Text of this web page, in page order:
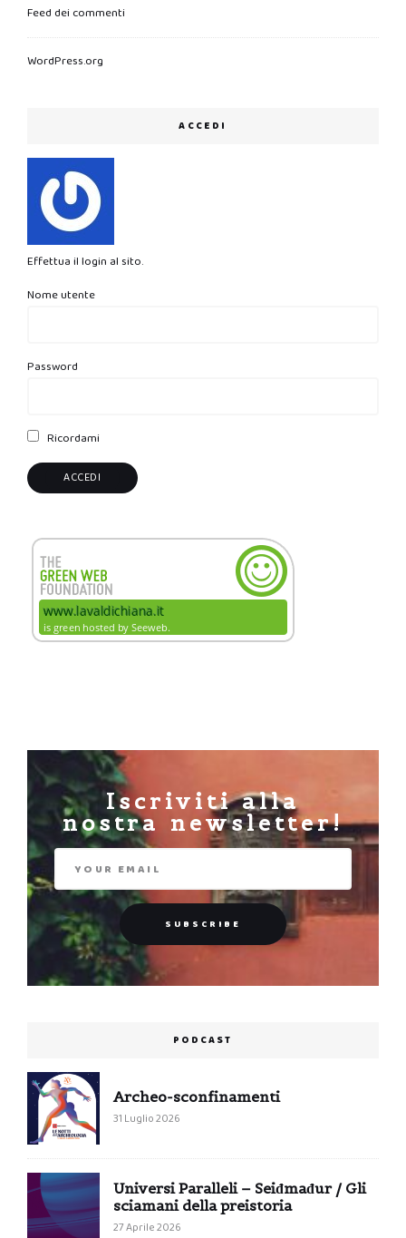
Feed dei commenti
WordPress.org
ACCEDI
Effettua il login al sito.
Nome utente
Password
Ricordami
Iscriviti alla
nostra newsletter!
PODCAST
Archeo-sconfinamenti
31 Luglio 2026
Universi Paralleli – Seiđmađur / Gli
sciamani della preistoria
27 Aprile 2026